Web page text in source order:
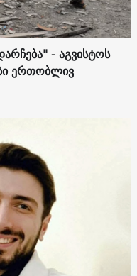
- აგვისტოს
ერთობლივ